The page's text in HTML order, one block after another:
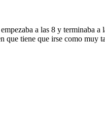
a las 8 y terminaba a
que tiene que irse como muy